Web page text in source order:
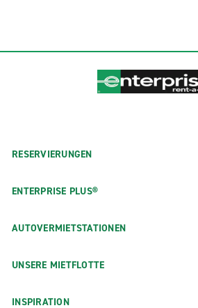
RESERVIERUNGEN
ENTERPRISE PLUS®
AUTOVERMIETSTATIONEN
UNSERE MIETFLOTTE
INSPIRATION